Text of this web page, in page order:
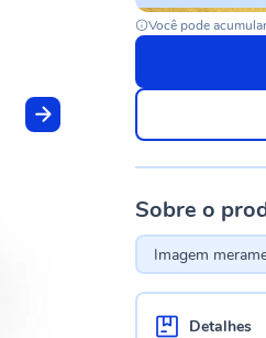
Você pode
Sobre o
Imagem
Detalhes